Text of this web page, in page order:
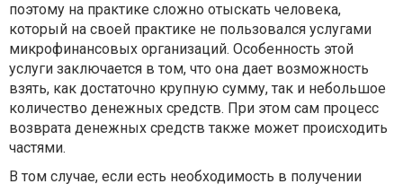
поэтому на практике сложно отыскать человека,
который на своей практике не пользовался услугами
микрофинансовых организаций. Особенность этой
услуги заключается в том, что она дает возможность
взять, как достаточно крупную сумму, так и небольшое
количество денежных средств. При этом сам процесс
возврата денежных средств также может происходить
частями.
В том случае, если есть необходимость в получении